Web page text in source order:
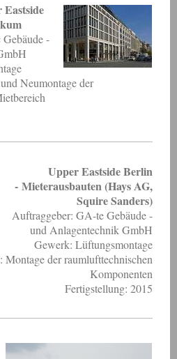
-
Neumontage der
Upper Eastside Berlin
- Mieterausbauten (Hays AG,
Squire Sanders)
Auftraggeber: GA-te Gebäude -
und Anlagentechnik GmbH
Gewerk: Lüftungsmontage
Montage der raumlufttechnischen
Komponenten
Fertigstellung: 2015